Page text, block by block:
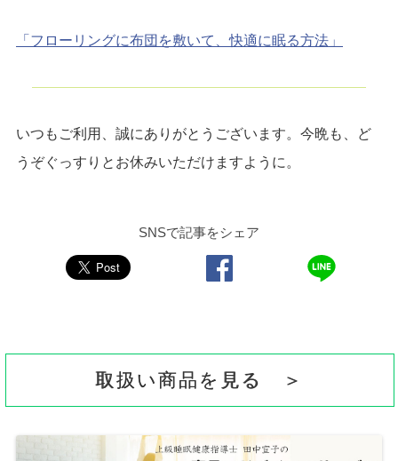
「フローリングに布団を敷いて、快適に眠る方法」
いつもご利用、誠にありがとうございます。今晩も、ど
うぞぐっすりとお休みいただけますように。
SNSで記事をシェア
取扱い商品を見る ＞